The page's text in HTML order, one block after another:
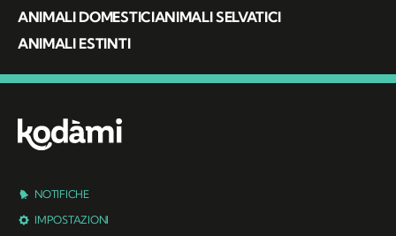
ANIMALI DOMESTICIANIMALI SELVATICI
ANIMALI ESTINTI
NOTIFICHE
IMPOSTAZIONI